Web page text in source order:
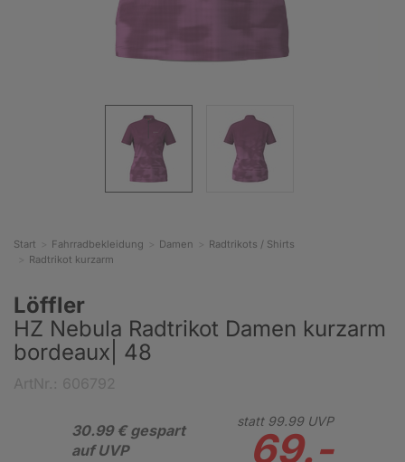
Start Fahrradbekleidung Damen
Radtrikots / Shirts
Radtrikot kurzarm
Löffler
HZ Nebula Radtrikot Damen kurzarm
bordeaux| 48
30.99 € gespart
auf UVP
statt 99.99UVP
69.-